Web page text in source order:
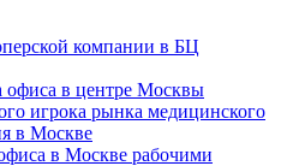
компании в БЦ
офиса в центре Москвы
игрока рынка медицинского
в Москве
в Москве рабочими